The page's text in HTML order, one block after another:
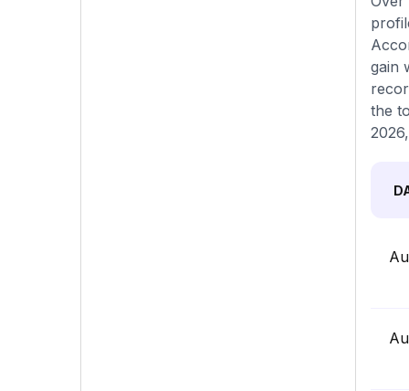
gain
the